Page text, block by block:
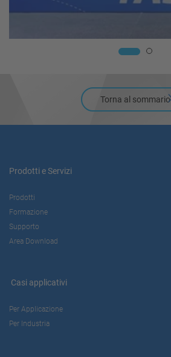
Torna al sommario
Prodotti e Servizi
Prodotti
Formazione
Supporto
Area Download
Casi applicativi
Per Applicazione
Per Industria